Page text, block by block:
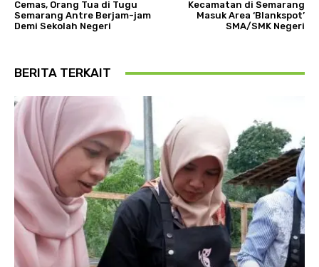
Cemas, Orang Tua di Tugu
Semarang Antre Berjam-jam
Demi Sekolah Negeri
Kecamatan di Semarang
Masuk Area ‘Blankspot’
SMA/SMK Negeri
BERITA TERKAIT